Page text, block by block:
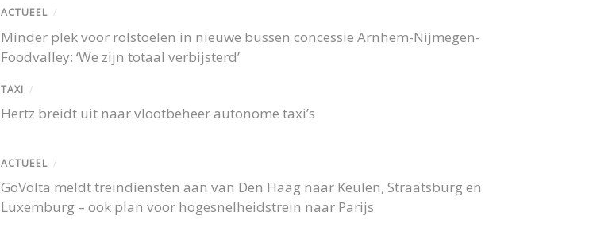
ACTUEEL /
Minder plek voor rolstoelen in nieuwe bussen concessie Arnhem-Nijmegen-
Foodvalley: ‘We zijn totaal verbijsterd’
TAXI /
Hertz breidt uit naar vlootbeheer autonome taxi’s
ACTUEEL /
GoVolta meldt treindiensten aan van Den Haag naar Keulen, Straatsburg en
Luxemburg – ook plan voor hogesnelheidstrein naar Parijs